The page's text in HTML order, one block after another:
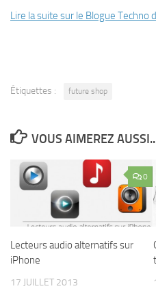
Lire la suite sur le Blogue Techno
Étiquettes : future shop
VOUS AIMEREZ
0
Lecteurs audio alternatifs sur
iPhone
17 JUILLET 2013